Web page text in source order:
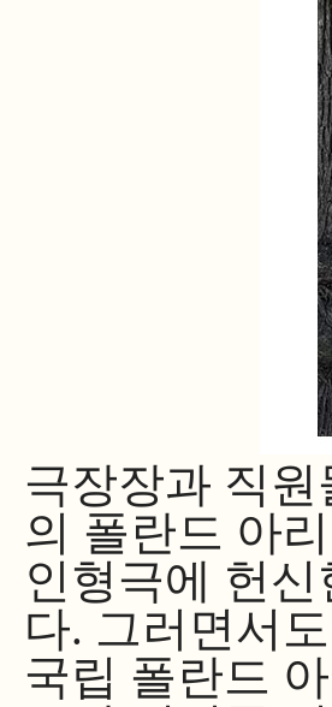
극장장과 직
의 폴란드 아
인형극에 헌
다. 그러면서
국립 폴란드